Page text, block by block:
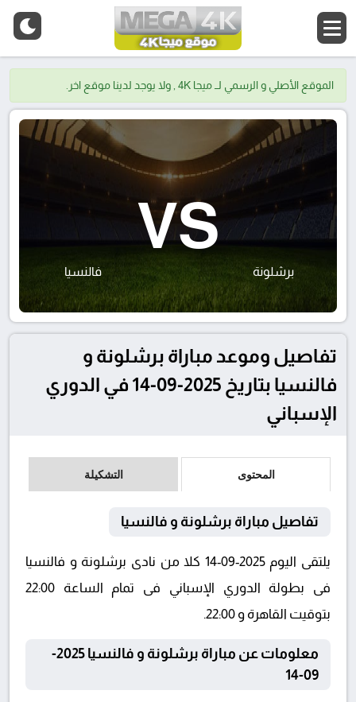
الموقع الأصلي و الرسمي لــ ميجا 4K , ولا يوجد لدينا موقع اخر.
برشلونة
VS
فالنسيا
تفاصيل وموعد مباراة برشلونة و
فالنسيا بتاريخ 2025-09-14 في الدوري
الإسباني
المحتوى التشكيلة
تفاصيل مباراة برشلونة و فالنسيا
يلتقى اليوم 2025-09-14 كلا من نادى برشلونة و فالنسيا
فى بطولة الدوري الإسباني فى تمام الساعة 22:00
بتوقيت القاهرة و 22:00.
معلومات عن مباراة برشلونة و فالنسيا 2025-
09-14